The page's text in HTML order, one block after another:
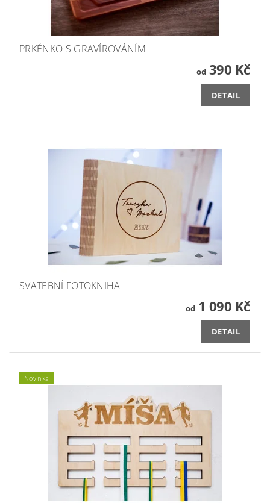
PRKÉNKO S GRAVÍROVÁNÍM
od390 Kč
DETAIL
SVATEBNÍ FOTOKNIHA
od1 090 Kč
DETAIL
Novinka